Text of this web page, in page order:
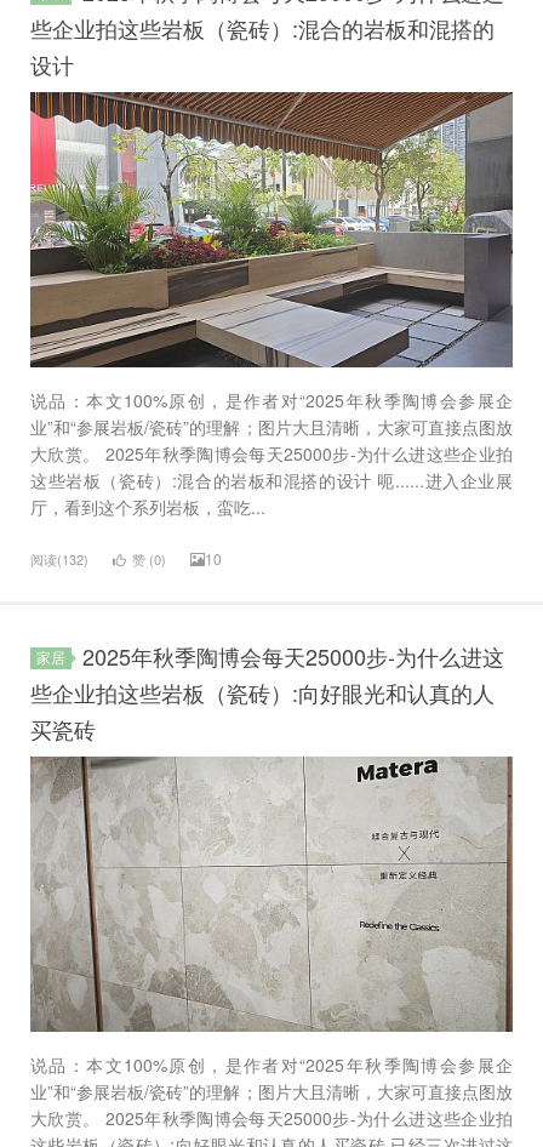
些企业拍这些岩板（瓷砖）:混合的岩板和混搭的
设计
说品：本文100%原创，是作者对“2025年秋季陶博会参展企
业”和“参展岩板/瓷砖”的理解；图片大且清晰，大家可直接点图放
大欣赏。 2025年秋季陶博会每天25000步-为什么进这些企业拍
这些岩板（瓷砖）:混合的岩板和混搭的设计 呃......进入企业展
厅，看到这个系列岩板，蛮吃...
阅读(132) 赞 (0) 10
家居
2025年秋季陶博会每天25000步-为什么进这
些企业拍这些岩板（瓷砖）:向好眼光和认真的人
买瓷砖
说品：本文100%原创，是作者对“2025年秋季陶博会参展企
业”和“参展岩板/瓷砖”的理解；图片大且清晰，大家可直接点图放
大欣赏。 2025年秋季陶博会每天25000步-为什么进这些企业拍